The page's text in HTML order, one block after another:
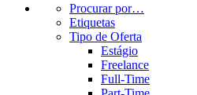
Procurar por…
Etiquetas
Tipo de Oferta
Estágio
Freelance
Full-Time